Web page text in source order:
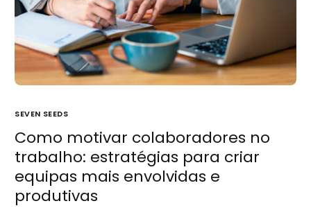
SEVEN SEEDS
Como motivar colaboradores no
trabalho: estratégias para criar
equipas mais envolvidas e
produtivas